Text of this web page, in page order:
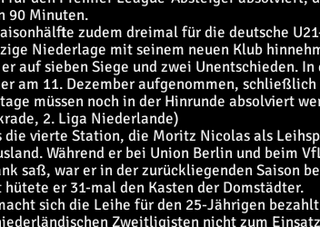
90 Minuten.
zudem dreimal für die deutsche
Niederlage mit seinem neuen Klub
auf sieben Siege und zwei Unentschieden.
am 11. Dezember aufgenommen,
müssen noch in der Hinrunde absolviert
2. Liga Niederlande)
die vierte Station, die Moritz Nicolas als
Während er bei Union Berlin und beim
saß, war er in der zurückliegenden Saison
er 31-mal den Kasten der Domstädter.
sich die Leihe für den 25-Jährigen
Zweitligisten nicht zum